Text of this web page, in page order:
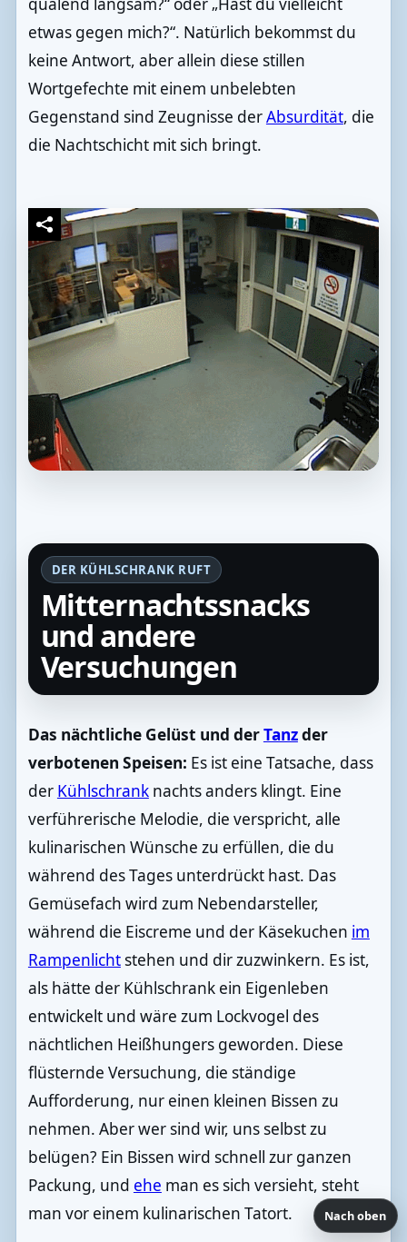
etwas gegen mich?“. Natürlich bekommst du
keine Antwort, aber allein diese stillen
Wortgefechte mit einem unbelebten
Gegenstand sind Zeugnisse derAbsurdität, die
die Nachtschicht mit sich bringt.
DER KÜHLSCHRANK RUFT
Mitternachtssnacks
und andere
Versuchungen
Das nächtliche Gelüst und derTanzder
verbotenen Speisen: Es ist eine Tatsache, dass
der Kühlschranknachts anders klingt. Eine
verführerische Melodie, die verspricht, alle
kulinarischen Wünsche zu erfüllen, die du
während des Tages unterdrückt hast. Das
Gemüsefach wird zum Nebendarsteller,
während die Eiscreme und der Käsekuchen im
Rampenlichtstehen und dir zuzwinkern. Es ist,
als hätte der Kühlschrank ein Eigenleben
entwickelt und wäre zum Lockvogel des
nächtlichen Heißhungers geworden. Diese
flüsternde Versuchung, die ständige
Aufforderung, nur einen kleinen Bissen zu
nehmen. Aber wer sind wir, uns selbst zu
belügen? Ein Bissen wird schnell zur ganzen
Packung, und ehe man es sich versieht, steht
man vor einem kulinarischen Tatort.
Nach oben